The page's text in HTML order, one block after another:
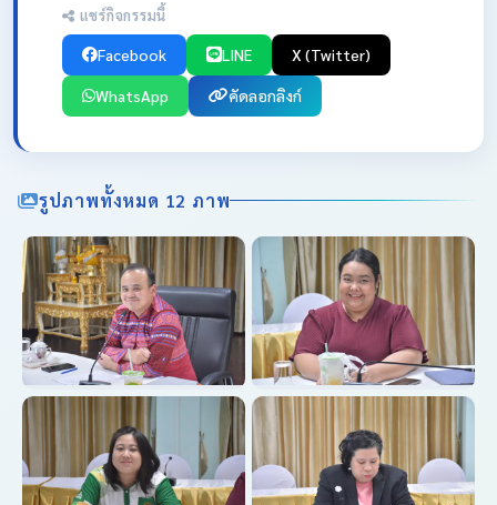
แชร์กิจกรรมนี้
Facebook LINE X (Twitter)
WhatsApp คัดลอกลิงก์
รูปภาพทั้งหมด 12 ภาพ